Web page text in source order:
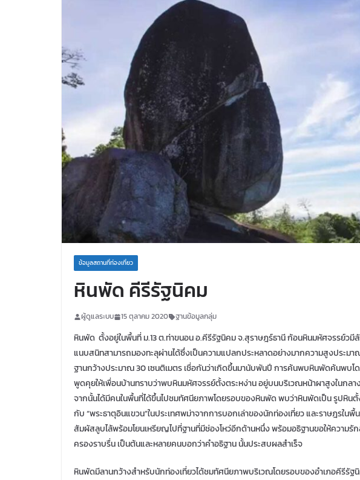
ข้อมูลสถานที่ท่องเที่ยว
หินพัด คีรีรัฐนิคม
ผู้ดูแลระบบ 15 ตุลาคม 2020 ฐานข้อมูลกลุ่ม
หินพัด ตั้งอยู่ในพื้นที่ ม.13 ต.ท่าขนอน อ.คีรีรัฐนิคม จ.สุราษฎร์ธานี ก้อนหินมหัศจรรย์ว
แนบสนิทสามารถมองทะลุผ่านได้ซึ่งเป็นความแปลกประหลาดอย่างมากความสูงประม
ฐานกว้างประมาณ 30 เซนติเมตร เชื่อกันว่าเกิดขึ้นมานับพันปี การค้นพบหินพัดค้นพบโ
พูดคุยให้เพื่อนบ้านทราบว่าพบหินมหัศจรรย์ตั้งตระหง่าน อยู่บนบริเวณหน้าผาสูงในกล
จากนั้นได้มีคนในพื้นที่ได้ขึ้นไปชมทัศนียภาพโดยรอบของหินพัด พบว่าหินพัดเป็น รูปหิน
กับ “พระธาตุอินแขวน”ในประเทศพม่าจากการบอกเล่าของนักท่องเที่ยว และราษฎรในพื้
สัมผัสลูบไล้พร้อมโยนเหรียญไปที่ฐานที่มีช่องโหว่อีกด้านหนึ่ง พร้อมอธิฐานขอให้ความรั
ครองราบรื่น เป็นต้นและหลายคนบอกว่าคำอธิฐาน นั้นประสบผลสำเร็จ
หินพัดมีลานกว้างสำหรับนักท่องเที่ยวได้ชมทัศนียภาพบริเวณโดยรอบของอำเภอคีรีรัฐ